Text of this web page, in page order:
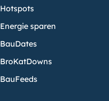
Hotspots
Energie sparen
BauDates
BroKatDowns
BauFeeds